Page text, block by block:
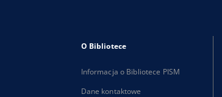
O Bibliotece
Informacja o Bibliotece PISM
Dane kontaktowe